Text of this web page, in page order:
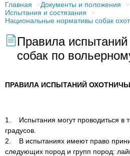
Главная
Документы и положения
Испытания и состязания
Национальные нормативы собак
Правила испытаний
собак по
ПРАВИЛА ИСПЫТАНИЙ
1. Испытания могут проводиться в
градусов.
2. В испытаниях имеют право
следующих пород и групп пород: